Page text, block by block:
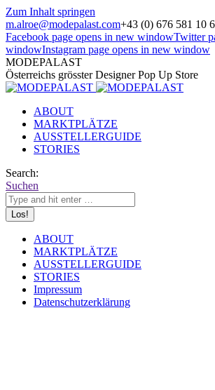
Zum Inhalt springen
m.alroe@modepalast.com+43 (0) 676 581 10
Facebook page opens in new windowTwitter
windowInstagram page opens in new window
MODEPALAST
Österreichs grösster Designer Pop Up Store
ABOUT
MARKTPLÄTZE
AUSSTELLERGUIDE
STORIES
Search:
Suchen
ABOUT
MARKTPLÄTZE
AUSSTELLERGUIDE
STORIES
Impressum
Datenschutzerklärung